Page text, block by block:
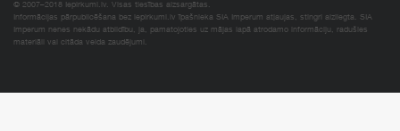
© 2007–2018 Iepirkumi.lv. Visas tiesības aizsargātas.
Informācijas pārpublicēšana bez iepirkumi.lv īpašnieka SIA Imperum atļaujas, stingri aizliegta. SIA
Imperum nenes nekādu atbildību, ja, pamatojoties uz mājas lapā atrodamo informāciju, radušies
materiāli vai citāda veida zaudējumi.